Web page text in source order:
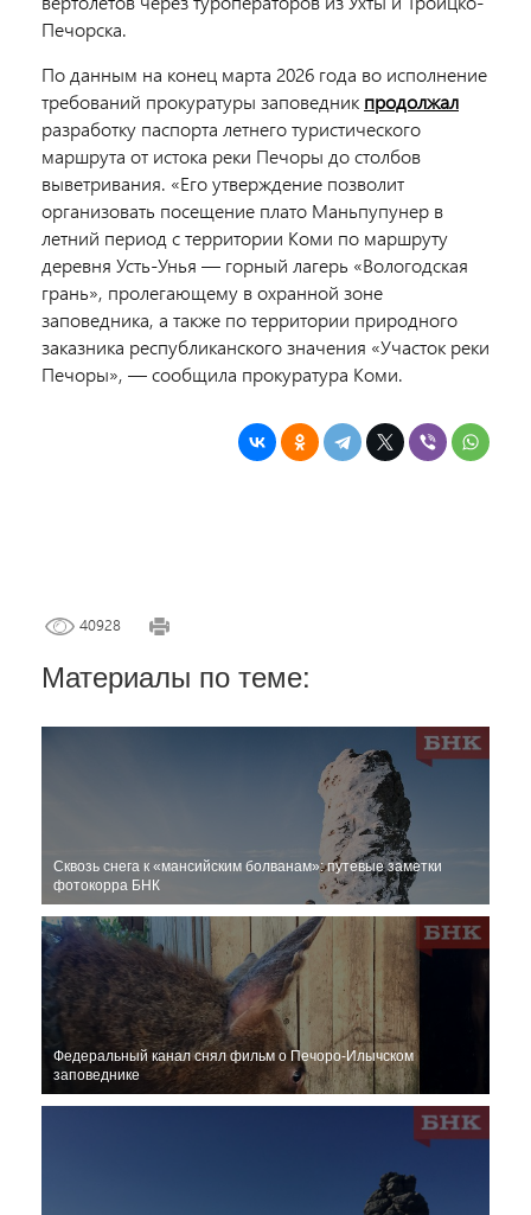
Печорска.
По данным на конец марта 2026 года во исполнение
требований прокуратуры заповедник продолжал
разработку паспорта летнего туристического
маршрута от истока реки Печоры до столбов
выветривания. «Его утверждение позволит
организовать посещение плато Маньпупунер в
летний период с территории Коми по маршруту
деревня Усть-Унья — горный лагерь «Вологодская
грань», пролегающему в охранной зоне
заповедника, а также по территории природного
заказника республиканского значения «Участок реки
Печоры», — сообщила прокуратура Коми.
40928
Материалы по теме:
Сквозь снега к «мансийским болванам»: путевые заметки
фотокорра БНК
Федеральный канал снял фильм о Печоро-Илычском
заповеднике